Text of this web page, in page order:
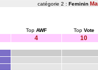
catégorie 2 : Feminin
Top AWF Top Vote
4 10